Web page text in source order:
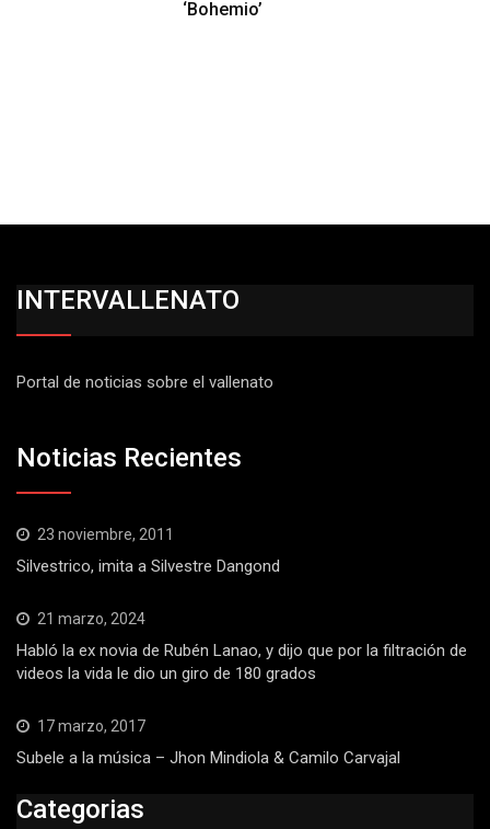
‘Bohemio’
INTERVALLENATO
Portal de noticias sobre el vallenato
Noticias Recientes
23 noviembre, 2011
Silvestrico, imita a Silvestre Dangond
21 marzo, 2024
Habló la ex novia de Rubén Lanao, y dijo que por la filtración de
videos la vida le dio un giro de 180 grados
17 marzo, 2017
Subele a la música – Jhon Mindiola & Camilo Carvajal
Categorias